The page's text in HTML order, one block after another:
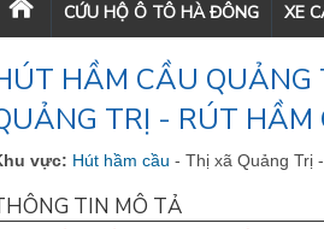
CỨU HỘ Ô TÔ HÀ ĐÔNG XE
HẦM CẦU
TRỊ - RÚT
vực: Hút hầm cầu - Thị xã Quảng Trị
TIN MÔ TẢ